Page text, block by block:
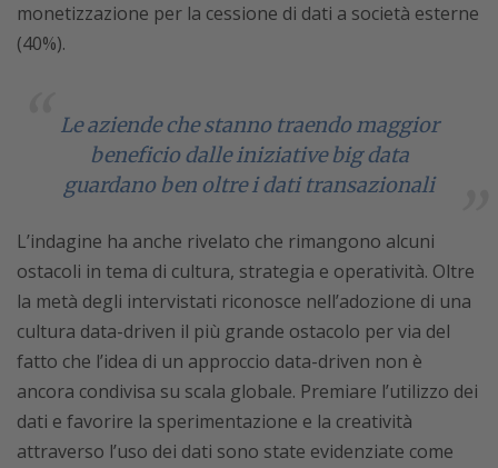
monetizzazione per la cessione di dati a società esterne
(40%).
Le aziende che stanno traendo maggior
beneficio dalle iniziative big data
guardano ben oltre i dati transazionali
L’indagine ha anche rivelato che rimangono alcuni
ostacoli in tema di cultura, strategia e operatività. Oltre
la metà degli intervistati riconosce nell’adozione di una
cultura data-driven il più grande ostacolo per via del
fatto che l’idea di un approccio data-driven non è
ancora condivisa su scala globale. Premiare l’utilizzo dei
dati e favorire la sperimentazione e la creatività
attraverso l’uso dei dati sono state evidenziate come